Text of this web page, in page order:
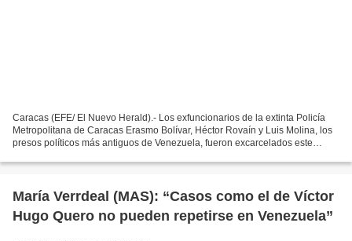
Caracas (EFE/ El Nuevo Herald).- Los exfuncionarios de la extinta Policía
Metropolitana de Caracas Erasmo Bolívar, Héctor Rovaín y Luis Molina, los
presos políticos más antiguos de Venezuela, fueron excarcelados este
María Verrdeal (MAS): “Casos como el de Víctor
Hugo Quero no pueden repetirse en Venezuela”